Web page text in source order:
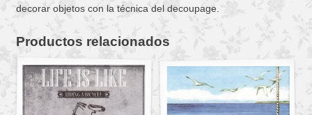
decorar objetos con la técnica del decoupage.
Productos relacionados